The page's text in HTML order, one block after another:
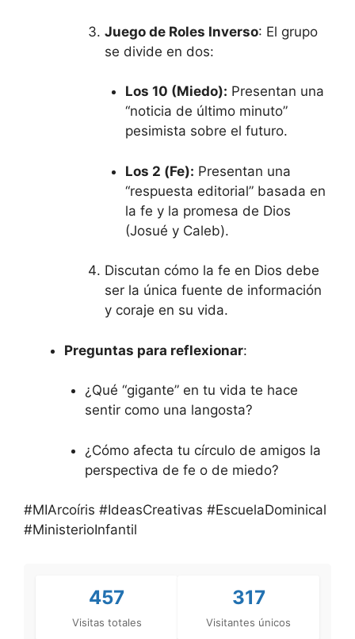
Juego de Roles Inverso: El grupo
se divide en dos:
Los 10 (Miedo): Presentan una
“noticia de último minuto”
pesimista sobre el futuro.
Los 2 (Fe): Presentan una
“respuesta editorial” basada en
la fe y la promesa de Dios
(Josué y Caleb).
Discutan cómo la fe en Dios debe
ser la única fuente de información
y coraje en su vida.
Preguntas para reflexionar:
¿Qué “gigante” en tu vida te hace
sentir como una langosta?
¿Cómo afecta tu círculo de amigos la
perspectiva de fe o de miedo?
#MIArcoíris #IdeasCreativas #EscuelaDominical
#MinisterioInfantil
457
Visitas totales
317
Visitantes únicos